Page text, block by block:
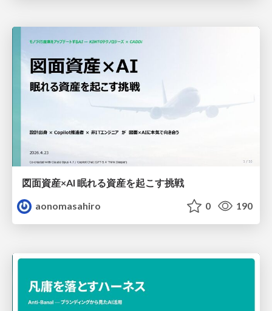
図面資産×AI 眠れる資産を起こす挑戦
aonomasahiro
0 190